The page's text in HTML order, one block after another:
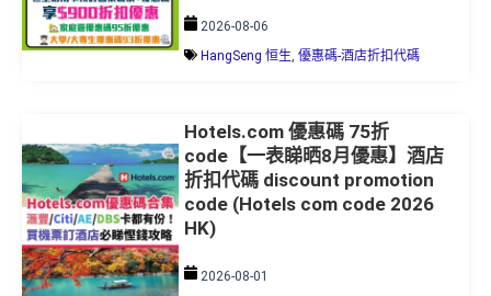
2026-08-06
HangSeng 恒生 優惠碼-酒店折扣代碼
Hotels.com 優惠碼 75折
code【一表睇晒8月優惠】酒店
折扣代碼 discount promotion
code (Hotels com code 2026
HK)
2026-08-01